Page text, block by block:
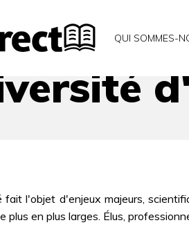
QUI SOMMES-
Université d'été en
fait l'objet d'enjeux majeurs,
plus en plus larges. Élus,